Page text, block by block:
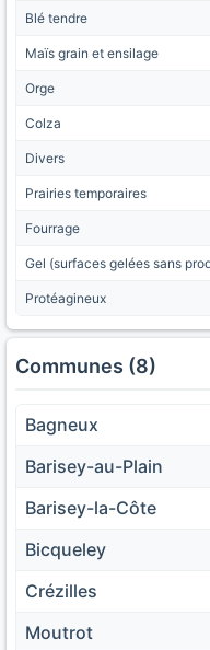
Blé tendre
Maïs grain et ensilage
Orge
Colza
Divers
Prairies temporaires
Fourrage
Gel (surfaces gelées sans
Protéagineux
Communes (8)
Bagneux
Barisey-au-Plain
Barisey-la-Côte
Bicqueley
Crézilles
Moutrot